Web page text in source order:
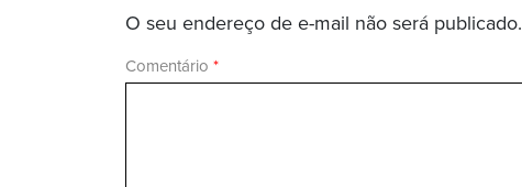
O seu endereço de e-mail não será publicado.
Comentário *